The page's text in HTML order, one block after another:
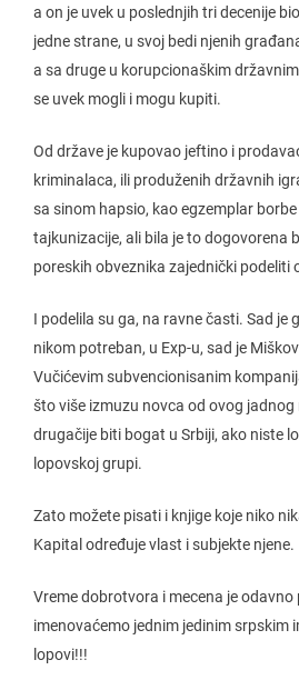
a on je uvek u poslednjih tri decenije
jedne strane, u svoj bedi njenih
a sa druge u korupcionaškim
se uvek mogli i mogu kupiti.
Od države je kupovao jeftino i
kriminalaca, ili produženih državnih
sa sinom hapsio, kao egzemplar
tajkunizacije, ali bila je to dogovorena
poreskih obveznika zajednički podeliti
I podelila su ga, na ravne časti. Sad je
nikom potreban, u Exp-u, sad je
Vučićevim subvencionisanim
što više izmuzu novca od ovog
drugačije biti bogat u Srbiji, ako niste
lopovskoj grupi.
Zato možete pisati i knjige koje niko
Kapital određuje vlast i subjekte njene.
Vreme dobrotvora i mecena je
imenovaćemo jednim jedinim srpskim
lopovi!!!